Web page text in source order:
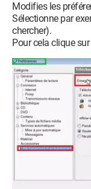
Modifies les
Sélectionne par
chercher).
Pour cela clique